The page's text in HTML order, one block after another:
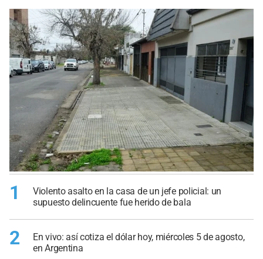
1
Violento asalto en la casa de un jefe policial: un
supuesto delincuente fue herido de bala
2
En vivo: así cotiza el dólar hoy, miércoles 5 de agosto,
en Argentina